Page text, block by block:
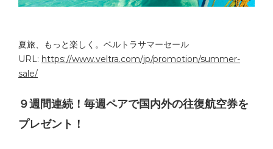
夏旅、もっと楽しく。ベルトラサマーセール
URL: https://www.veltra.com/jp/promotion/summer-
sale/
９週間連続！毎週ペアで国内外の往復航空券を
プレゼント！